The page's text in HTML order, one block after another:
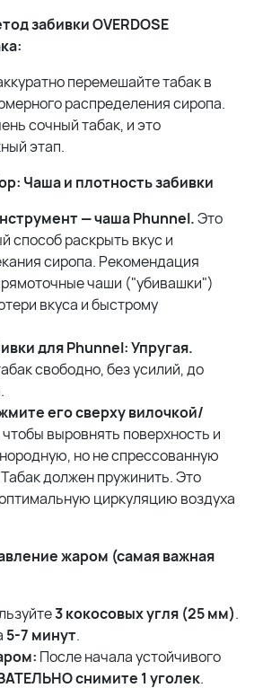
забивки OVERDOSE
перемешайте табак в
распределения сиропа.
сочный табак, и это
этап.
Чаша и плотность забивки
— чаша Phunnel.Это
способ раскрыть вкус и
сиропа. Рекомендация
чаши ("убивашки")
вкуса и быстрому
для Phunnel: Упругая.
свободно, без усилий, до
его сверху вилочкой/
чтобы выровнять поверхность и
но не спрессованную
должен пружинить. Это
циркуляцию воздуха
жаром (самая важная
3 кокосовых угля (25 мм).
5-7 минут.
После начала устойчивого
снимите 1 уголек.